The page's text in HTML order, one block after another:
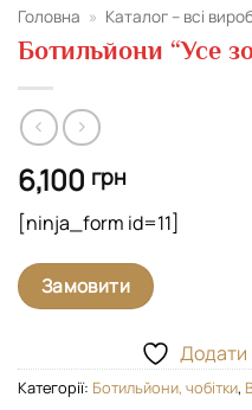
Головна » Каталог – всі
Ботильйони “Усе
6,100 грн
[ninja_form id=11]
Замовити
Додати
Категорії: Ботильйони, чобітки,